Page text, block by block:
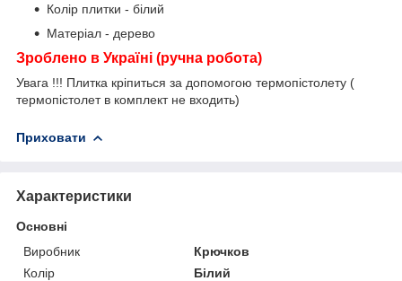
Колір плитки - білий
Матеріал - дерево
Зроблено в Україні (ручна робота)
Увага !!! Плитка кріпиться за допомогою термопістолету (
термопістолет в комплект не входить)
Приховати
Характеристики
Основні
Виробник
Крючков
Колір
Білий